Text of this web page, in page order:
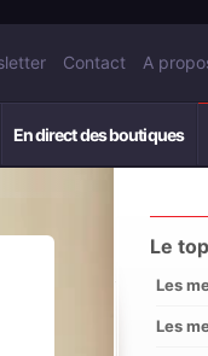
Contact A
En direct des boutiques
Le
Les
Les